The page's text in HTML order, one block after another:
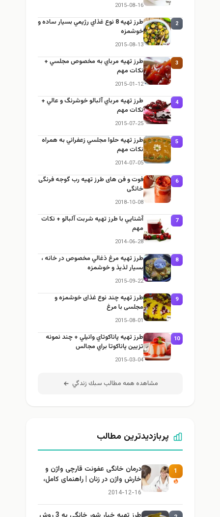
2015-08-16
طرز تهيه 8 نوع غذاي رژيمي بسيار ساده و
خوشمزه
2015-08-13
طرز تهيه مرباي به مخصوص مجلسي +
نكات مهم
2015-01-12
طرز تهيه مرباي آلبالو خوشرنگ و عالي +
نكات مهم
2015-07-25
طرز تهيه حلوا مجلسي زعفراني به همراه
نكات مهم
2014-07-05
فوت و فن های طرز تهیه رب گوجه فرنگی
خانگی
2018-10-08
آشنايي با طرز تهيه شربت آلبالو + نكات
مهم
2014-06-28
طرز تهيه مرغ ذغالي مخصوص در خانه ،
بسيار لذيذ و خوشمزه
2015-09-22
طرز تهيه چند نوع غذای خوشمزه و
مجلسی با مرغ
2015-08-01
طرز تهيه پاناكوتاي وانيلي + چند نمونه
تزيين پاناكوتا براي مجالس
2015-03-04
مشاهده همه مطالب سبك زندگي
پربازدیدترین مطالب
درمان خانگی عفونت قارچی واژن و
خارش واژن در زنان | راهنمای کامل،
ایمن و کاربردی
2014-12-16